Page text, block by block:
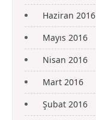
Haziran 2016
Mayıs 2016
Nisan 2016
Mart 2016
Şubat 2016